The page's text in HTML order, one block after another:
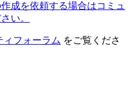
成を依頼する場合はコミュ
い。
ィフォーラム をご覧くださ